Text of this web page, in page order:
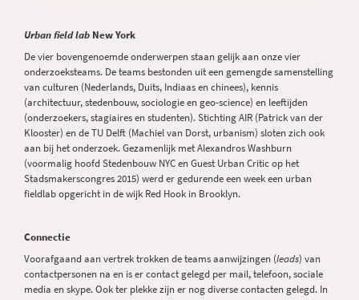
Urban field lab New York
De vier bovengenoemde onderwerpen staan gelijk aan onze vier
onderzoeksteams. De teams bestonden uit een gemengde samenstelling
van culturen (Nederlands, Duits, Indiaas en chinees), kennis
(architectuur, stedenbouw, sociologie en geo-science) en leeftijden
(onderzoekers, stagiaires en studenten). Stichting AIR (Patrick van der
Klooster) en de TU Delft (Machiel van Dorst, urbanism) sloten zich ook
aan bij het onderzoek. Gezamenlijk met Alexandros Washburn
(voormalig hoofd Stedenbouw NYC en Guest Urban Critic op het
Stadsmakerscongres 2015) werd er gedurende een week een urban
fieldlab opgericht in de wijk Red Hook in Brooklyn.
Connectie
Voorafgaand aan vertrek trokken de teams aanwijzingen (leads) van
contactpersonen na en is er contact gelegd per mail, telefoon, sociale
media en skype. Ook ter plekke zijn er nog diverse contacten gelegd. In